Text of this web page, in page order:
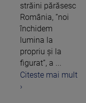
străini părăsesc
România, ”noi
închidem
lumina la
propriu și la
figurat”, a ...
Citeste mai mult
›